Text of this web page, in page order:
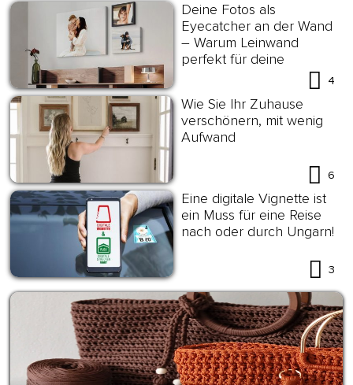
Deine Fotos als
Eyecatcher an der Wand
– Warum Leinwand
perfekt für deine
4
Wie Sie Ihr Zuhause
verschönern, mit wenig
Aufwand
6
Eine digitale Vignette ist
ein Muss für eine Reise
nach oder durch Ungarn!
3